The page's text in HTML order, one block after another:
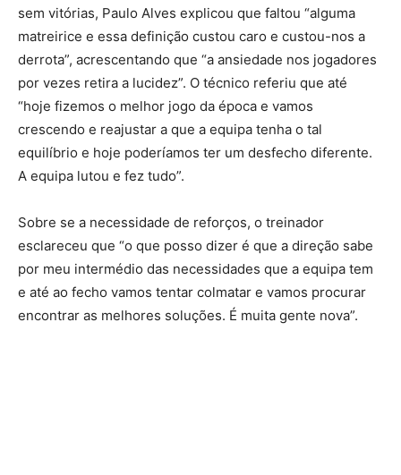
sem vitórias, Paulo Alves explicou que faltou “alguma
matreirice e essa definição custou caro e custou-nos a
derrota”, acrescentando que “a ansiedade nos jogadores
por vezes retira a lucidez”. O técnico referiu que até
“hoje fizemos o melhor jogo da época e vamos
crescendo e reajustar a que a equipa tenha o tal
equilíbrio e hoje poderíamos ter um desfecho diferente.
A equipa lutou e fez tudo”.
Sobre se a necessidade de reforços, o treinador
esclareceu que “o que posso dizer é que a direção sabe
por meu intermédio das necessidades que a equipa tem
e até ao fecho vamos tentar colmatar e vamos procurar
encontrar as melhores soluções. É muita gente nova”.